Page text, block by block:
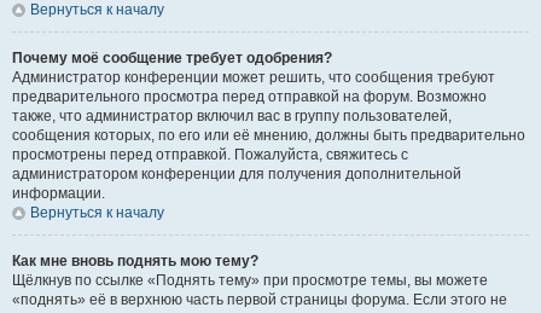
Вернуться к началу
Почему моё сообщение требует одобрения?
Администратор конференции может решить, что сообщения требуют
предварительного просмотра перед отправкой на форум. Возможно
также, что администратор включил вас в группу пользователей,
сообщения которых, по его или её мнению, должны быть предварительно
просмотрены перед отправкой. Пожалуйста, свяжитесь с
администратором конференции для получения дополнительной
информации.
Вернуться к началу
Как мне вновь поднять мою тему?
Щёлкнув по ссылке «Поднять тему» при просмотре темы, вы можете
«поднять» её в верхнюю часть первой страницы форума. Если этого не